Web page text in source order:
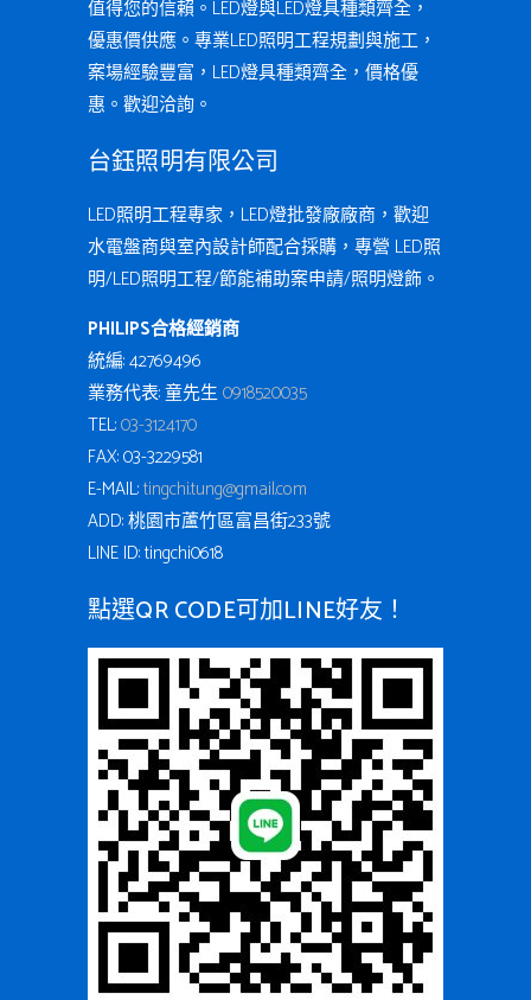
值得您的信賴。LED燈與LED燈具種類齊全，
優惠價供應。專業LED照明工程規劃與施工，
案場經驗豐富，LED燈具種類齊全，價格優
惠。歡迎洽詢。
台鈺照明有限公司
LED照明工程專家，LED燈批發廠廠商，歡迎
水電盤商與室內設計師配合採購，專營 LED照
明/LED照明工程/節能補助案申請/照明燈飾。
PHILIPS合格經銷商
統編: 42769496
業務代表: 童先生0918520035
TEL:03-3124170
FAX: 03-3229581
E-MAIL:tingchi.tung@gmail.com
ADD: 桃園市蘆竹區富昌街233號
LINE ID: tingchi0618
點選QR CODE可加LINE好友！